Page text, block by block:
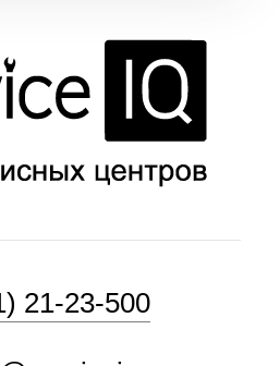
21-23-500